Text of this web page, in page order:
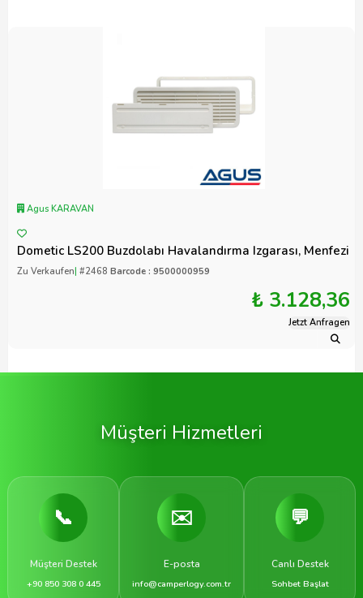
Agus KARAVAN
Dometic LS200 Buzdolabı Havalandırma Izgarası, Menfezi
Zu Verkaufen| #2468 Barcode : 9500000959
₺ 3.128,36
Jetzt Anfragen
Müşteri Hizmetleri
📞
Müşteri Destek
+90 850 308 0 445
✉️
E-posta
info@camperlogy.com.tr
💬
Canlı Destek
Sohbet Başlat